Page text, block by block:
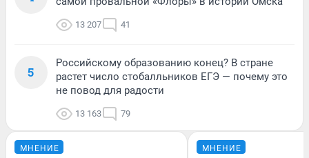
13 207 41
5
Российскому образованию конец? В стране
растет число стобалльников ЕГЭ — почему это
не повод для радости
13 163 79
МНЕНИЕ МНЕНИЕ